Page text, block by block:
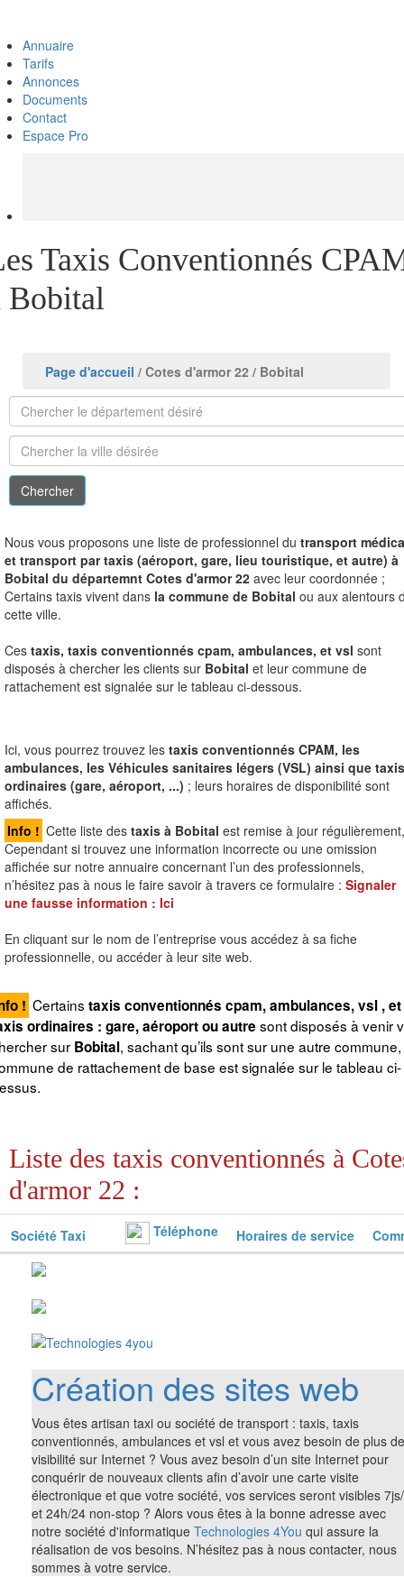
Annuaire
Tarifs
Annonces
Documents
Contact
Espace Pro
Taxis Conventionnés
Bobital
Page d'accueil / Cotes d'armor 22 / Bobital
Nous vous proposons une liste de professionnel du transport
et transport par taxis (aéroport, gare, lieu touristique, et autre) à
Bobital du départemnt Cotes d'armor 22 avec leur coordonnée ;
Certains taxis vivent dans la commune de Bobital ou aux alentours
cette ville.
Ces taxis, taxis conventionnés cpam, ambulances, et vsl sont
disposés à chercher les clients sur Bobital et leur commune de
rattachement est signalée sur le tableau ci-dessous.
Ici, vous pourrez trouvez les taxis conventionnés CPAM, les
ambulances, les Véhicules sanitaires légers (VSL) ainsi que taxis
ordinaires (gare, aéroport, ...) ; leurs horaires de disponibilité sont
affichés.
Info ! Cette liste des taxis à Bobital est remise à jour régulièrement,
Cependant si trouvez une information incorrecte ou une omission
affichée sur notre annuaire concernant l’un des professionnels,
n’hésitez pas à nous le faire savoir à travers ce formulaire : Signaler
une fausse information : Ici
En cliquant sur le nom de l’entreprise vous accédez à sa fiche
professionnelle, ou accéder à leur site web.
! Certainstaxis conventionnés cpam, ambulances, vsl , et
ordinaires : gare, aéroport ou autre sont disposés à venir
sur Bobital, sachant qu’ils sont sur une autre
de rattachement de base est signalée sur le tableau ci-
Liste des taxis conventionnés à
d'armor 22 :
Société Taxi Téléphone Horaires de service
Création des sites web
Vous êtes artisan taxi ou société de transport : taxis, taxis
conventionnés, ambulances et vsl et vous avez besoin de plus de
visibilité sur Internet ? Vous avez besoin d’un site Internet pour
conquérir de nouveaux clients afin d’avoir une carte visite
électronique et que votre société, vos services seront visibles
et 24h/24 non-stop ? Alors vous êtes à la bonne adresse avec
notre société d'informatique Technologies 4You qui assure la
réalisation de vos besoins. N’hésitez pas à nous contacter, nous
sommes à votre service.